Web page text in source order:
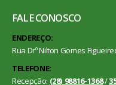
FALE CONOSCO
ENDEREÇO:
Rua Drº Nilton Gomes
TELEFONE:
Recepção: (28) 98816-1368/